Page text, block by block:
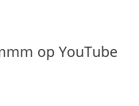
op YouTube